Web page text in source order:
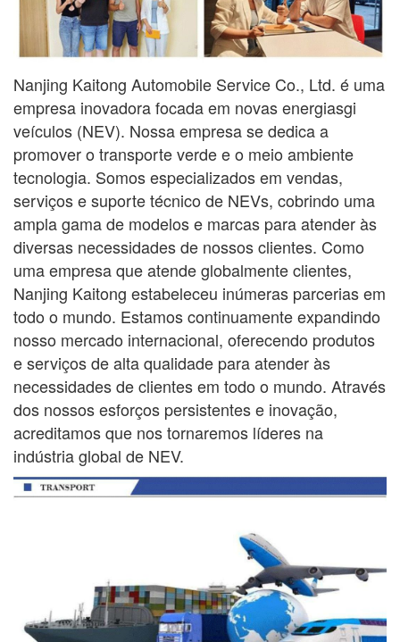
Nanjing Kaitong Automobile Service Co., Ltd. é uma
empresa inovadora focada em novas energiasgi
veículos (NEV). Nossa empresa se dedica a
promover o transporte verde e o meio ambiente
tecnologia. Somos especializados em vendas,
serviços e suporte técnico de NEVs, cobrindo uma
ampla gamade modelos e marcas para atender às
diversas necessidades de nossos clientes. Como
uma empresa que atende globalmenteclientes,
Nanjing Kaitong estabeleceu inúmeras parcerias em
todo o mundo. Estamos continuamenteexpandindo
nosso mercado internacional, oferecendo produtos
e serviços de alta qualidade para atender às
necessidades declientes em todo o mundo. Através
dos nossos esforços persistentes e inovação,
acreditamos que nos tornaremos líderes na
indústria global de NEV.